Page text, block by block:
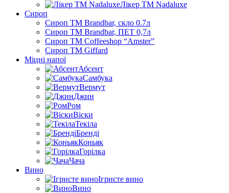
Лікер ТМ Nadaluxe
Сироп
Сироп TM Brandbar, скло 0.7л
Сироп TM Brandbar, ПЕТ 0,7л
Сироп TM Coffeeshop “Amster”
Сироп TM Giffard
Міцні напої
Абсент
Самбука
Вермут
Джин
Ром
Віски
Текіла
Бренді
Коньяк
Горілка
Чача
Вино
Ігристе вино
Вино